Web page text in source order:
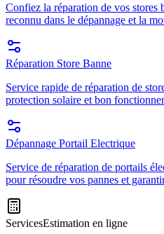
Confiez la réparation de vos stores
reconnu dans le dépannage et la
Réparation Store Banne
Service rapide de réparation de
protection solaire et bon
Dépannage Portail Electrique
Service de réparation de portails
pour résoudre vos pannes et
ServicesEstimation en ligne